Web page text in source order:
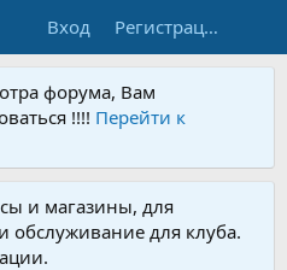
Вход Регистрация
форума, Вам
!!!! Перейти к
и магазины, для
обслуживание для клуба.